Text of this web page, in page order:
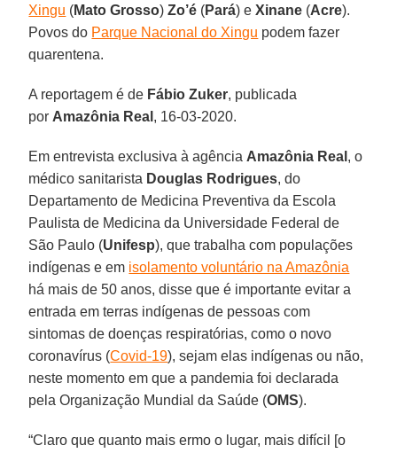
Xingu (Mato Grosso)Zo’é (Pará) eXinane (Acre).
Povos do Parque Nacional do Xingu podem fazer
quarentena.
A reportagem é de Fábio Zuker, publicada
por Amazônia Real , 16-03-2020.
Em entrevista exclusiva à agência Amazônia Real , o
médico sanitarista Douglas Rodrigues, do
Departamento de Medicina Preventiva da Escola
Paulista de Medicina da Universidade Federal de
São Paulo (Unifesp), que trabalha com populações
indígenas e em isolamento voluntário na Amazônia
há mais de 50 anos, disse que é importante evitar a
entrada em terras indígenas de pessoas com
sintomas de doenças respiratórias, como o novo
coronavírus (Covid-19), sejam elas indígenas ou não,
neste momento em que a pandemia foi declarada
pela Organização Mundial da Saúde (OMS).
“Claro que quanto mais ermo o lugar, mais difícil [o